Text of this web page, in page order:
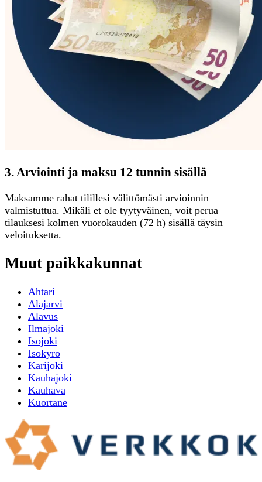
3. Arviointi ja maksu 12 tunnin sisällä
Maksamme rahat tilillesi välittömästi arvioinnin
valmistuttua. Mikäli et ole tyytyväinen, voit perua
tilauksesi kolmen vuorokauden (72 h) sisällä täysin
veloituksetta.
Muut paikkakunnat
Ahtari
Alajarvi
Alavus
Ilmajoki
Isojoki
Isokyro
Karijoki
Kauhajoki
Kauhava
Kuortane